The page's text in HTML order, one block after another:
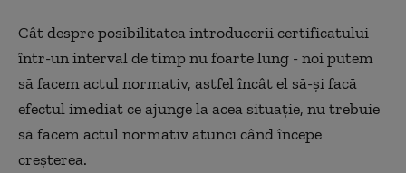
Cât despre posibilitatea introducerii certificatului
într-un interval de timp nu foarte lung - noi putem
să facem actul normativ, astfel încât el să-și facă
efectul imediat ce ajunge la acea situație, nu trebuie
să facem actul normativ atunci când începe
creșterea.